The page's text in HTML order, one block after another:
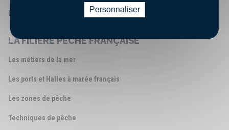
Les chiffres clés
LA FILIÈRE PÊCHE FRANÇAISE
Les métiers de la mer
Les ports et Halles à marée français
Les zones de pêche
Techniques de pêche
Personnaliser